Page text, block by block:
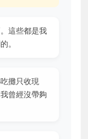
這些都是我
。
攤只收現
曾經沒帶夠